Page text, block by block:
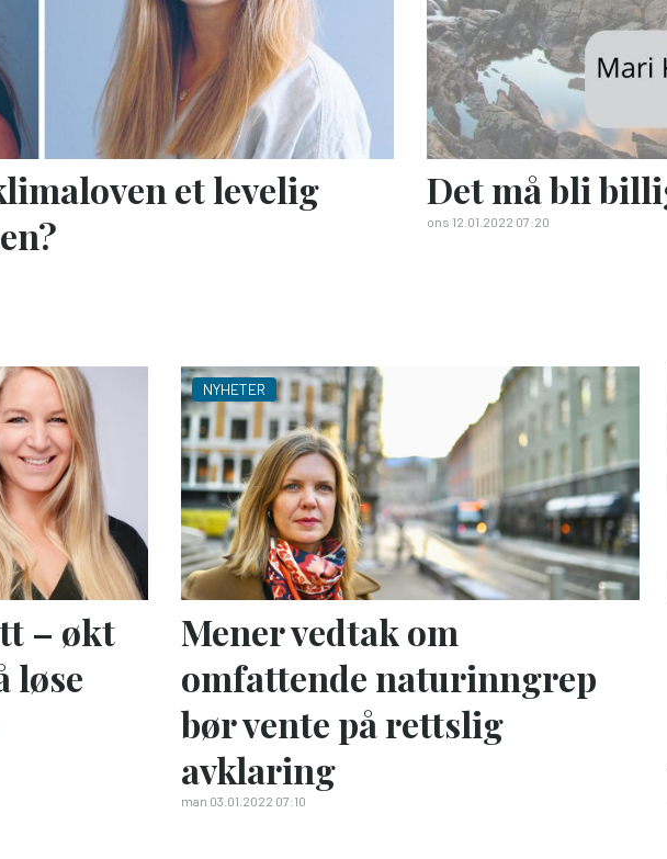
et levelig
Det må bli
ons 12.01.2022 07:20
– økt
løse
NYHETER
Mener vedtak om
omfattende naturinngrep
bør vente på rettslig
avklaring
man 03.01.2022 07:10